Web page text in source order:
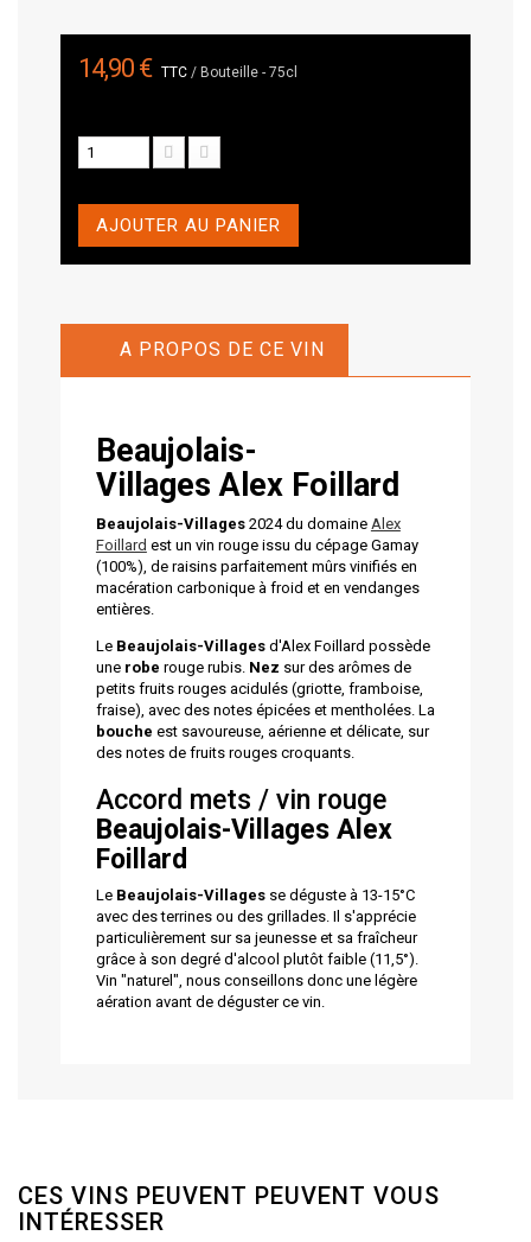
14,90 € TTC/ Bouteille - 75cl
AJOUTER AU PANIER
A PROPOS DE CE VIN
Beaujolais-
Villages Alex Foillard
Beaujolais-Villages2024 du domaine Alex
Foillard est un vin rouge issu du cépage Gamay
(100%), de raisins parfaitement mûrs vinifiés en
macération carbonique à froid et en vendanges
entières.
LeBeaujolais-Villagesd'Alex Foillard possède
une robe rouge rubis. Nez sur des arômes de
petits fruits rouges acidulés (griotte, framboise,
fraise), avec des notes épicées et mentholées. La
bouche est savoureuse, aérienne et délicate, sur
des notes de fruits rouges croquants.
Accord mets / vin rouge
Beaujolais-Villages Alex
Foillard
LeBeaujolais-Villages se déguste à 13-15°C
avec des terrines ou des grillades. Il s'apprécie
particulièrement sur sa jeunesse et sa fraîcheur
grâce à son degré d'alcool plutôt faible (11,5°).
Vin "naturel", nous conseillons donc une légère
aération avant de déguster ce vin.
CES VINS PEUVENT PEUVENT VOUS
INTÉRESSER